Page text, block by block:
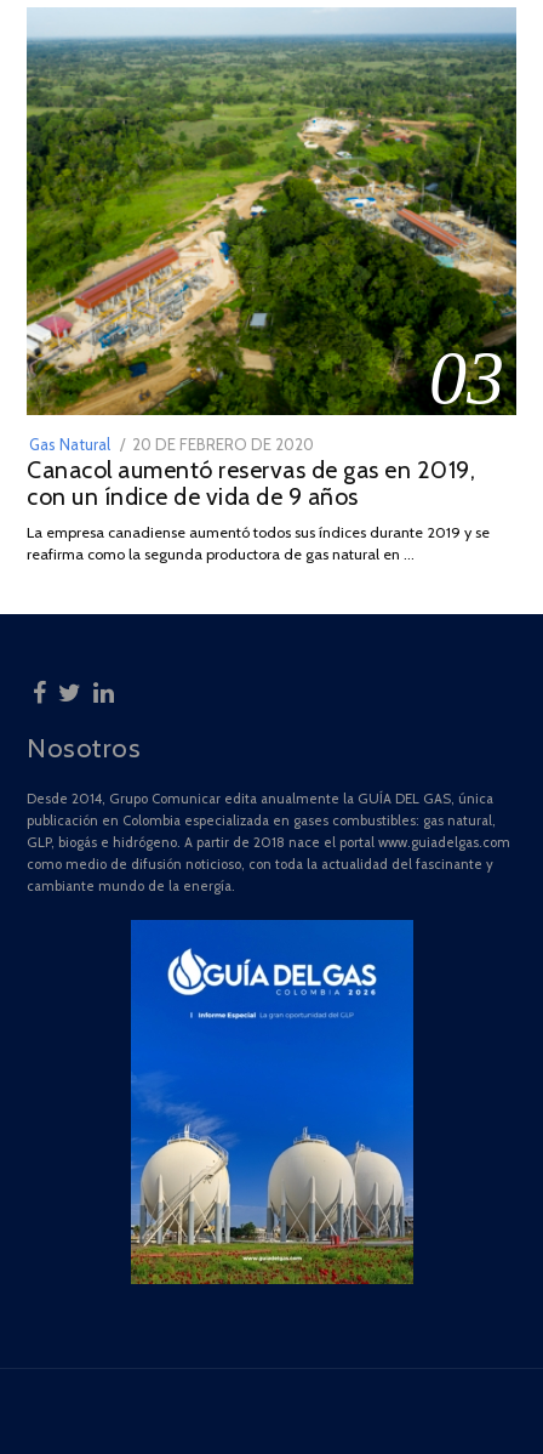
03
Gas Natural
POSTED
ON
20 DE FEBRERO DE 2020
DE
JULIO
2025
Canacol aumentó reservas de gas en 2019,
con un índice de vida de 9 años
La empresa canadiense aumentó todos sus índices durante 2019 y se
reafirma como la segunda productora de gas natural en …
Nosotros
Desde 2014, Grupo Comunicar edita anualmente la GUÍA DEL GAS, única
publicación en Colombia especializada en gases combustibles: gas natural,
GLP, biogás e hidrógeno. A partir de 2018 nace el portal www.guiadelgas.com
como medio de difusión noticioso, con toda la actualidad del fascinante y
cambiante mundo de la energía.